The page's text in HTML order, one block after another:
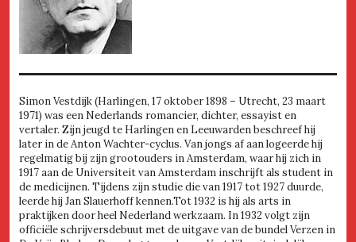
Simon Vestdijk (Harlingen, 17 oktober 1898 – Utrecht, 23 maart
1971) was een Nederlands romancier, dichter, essayist en
vertaler. Zijn jeugd te Harlingen en Leeuwarden beschreef hij
later in de Anton Wachter-cyclus. Van jongs af aan logeerde hij
regelmatig bij zijn grootouders in Amsterdam, waar hij zich in
1917 aan de Universiteit van Amsterdam inschrijft als student in
de medicijnen. Tijdens zijn studie die van 1917 tot 1927 duurde,
leerde hij Jan Slauerhoff kennen.Tot 1932 is hij als arts in
praktijken door heel Nederland werkzaam. In 1932 volgt zijn
officiële schrijversdebuut met de uitgave van de bundel Verzen in